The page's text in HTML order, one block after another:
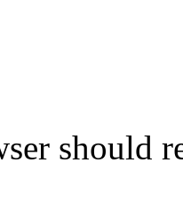
should